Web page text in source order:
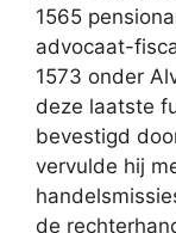
1565
advocaat-
1573 onder
deze laatste
bevestigd
vervulde hij
de